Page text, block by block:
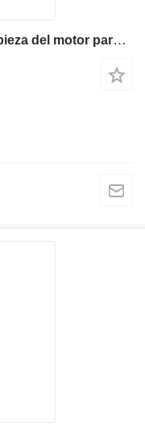
Nabor prokladok dvigatelya otra pieza del motor para Komatsu WB93s-5 retroexcavadora